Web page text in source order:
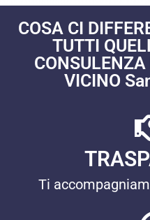
COSA CI
TUTTI
VICINO
Ti